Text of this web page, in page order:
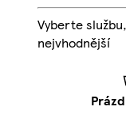
Vyberte
nejvhodnější